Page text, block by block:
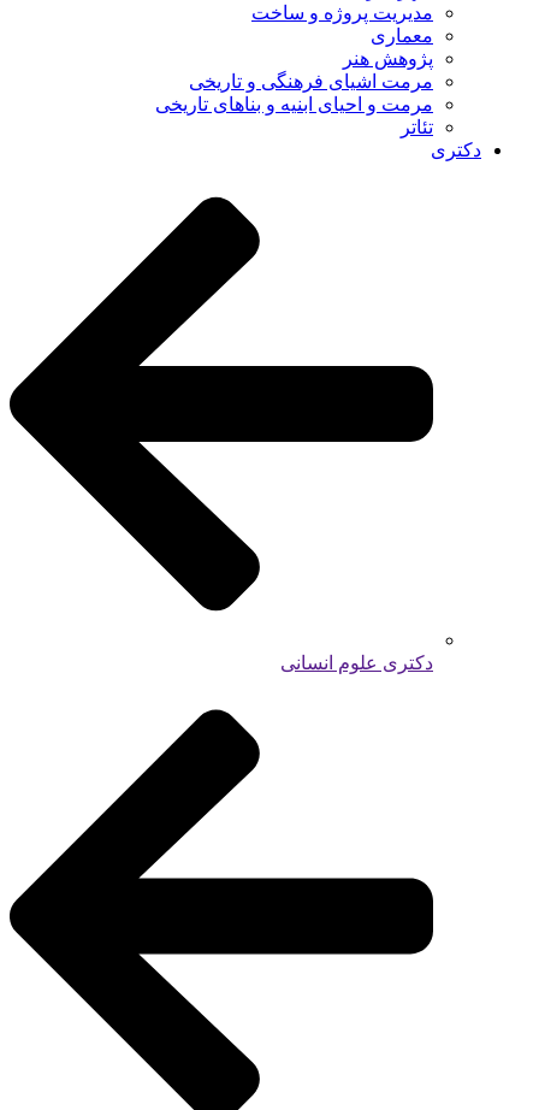
مدیریت پروژه و ساخت
معماری
پژوهش هنر
مرمت اشیای فرهنگی و تاریخی
مرمت و احیای ابنیه و بناهای تاریخی
تئاتر
دکتری
دکتری علوم انسانی